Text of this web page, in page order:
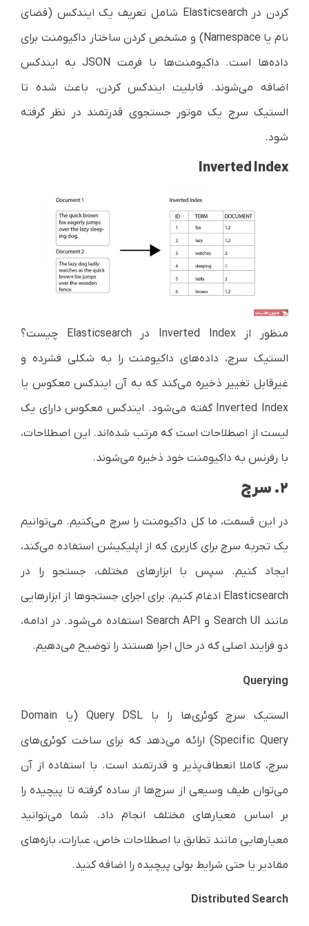
کردن درElasticsearch شامل تعریف یک ایندکس (فضای
نام یا Namespace) و مشخص کردن ساختار داکیومنت برای
داده‌ها است. داکیومنت‌ها با فرمت JSONبه ایندکس
اضافه می‌شوند. قابلیت ایندکس کردن، باعث شده تا
الستیک سرچ یک موتور جستجوی قدرتمند در نظر گرفته
شود.
Inverted Index
منظور ازInverted Index درElasticsearch چیست؟
الستیک سرچ، داده‌های داکیومنت را به شکلی فشرده و
غیرقابل تغییر ذخیره می‌کند که به آن ایندکس معکوس یا
Inverted Index گفته می‌شود. ایندکس معکوس دارای یک
لیست از اصطلاحات است که مرتب شده‌اند. این اصطلاحات،
با رفرنس به داکیومنت خود ذخیره می‌شوند.
۲. سرچ
در این قسمت، ما کل داکیومنت را سرچ می‌کنیم. می‌توانیم
یک تجربه سرچ برای کاربری که از اپلیکیشن استفاده می‌کند،
ایجاد کنیم. سپس با ابزارهای مختلف، جستجو را در
Elasticsearch ادغام کنیم. برای اجرای جستجوها از ابزارهایی
مانند Search UI و Search API استفاده می‌شود. در ادامه،
دو فرایند اصلی که در حال اجرا هستند را توضیح می‌دهیم.
Querying
الستیک سرچ کوئری‌ها را با Query DSL (یا Domain
Specific Query) ارائه می‌دهد که برای ساخت کوئری‌های
سرچ، کاملا انعطاف‌پذیر و قدرتمند است. با استفاده از آن
می‌توان طیف وسیعی از سرچ‌ها از ساده گرفته تا پیچیده را
بر اساس معیارهای مختلف انجام داد. شما می‌توانید
معیارهایی مانند تطابق با اصطلاحات خاص، عبارات، بازه‌های
مقادیر یا حتی شرایط بولی پیچیده را اضافه کنید.
Distributed Search